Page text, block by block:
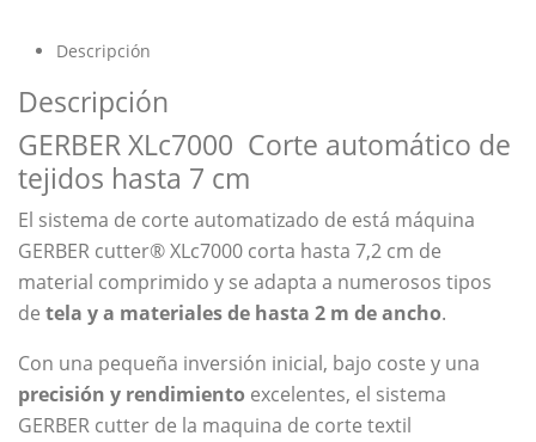
Descripción
Descripción
GERBER XLc7000 Corte automático de
tejidos hasta 7 cm
El sistema de corte automatizado de está máquina
GERBER cutter® XLc7000 corta hasta 7,2 cm de
material comprimido y se adapta a numerosos tipos
de tela y a materiales de hasta 2 m de ancho.
Con una pequeña inversión inicial, bajo coste y una
precisión y rendimiento excelentes, el sistema
GERBER cutter de la maquina de corte textil